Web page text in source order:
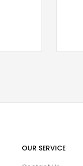
OUR SERVICE